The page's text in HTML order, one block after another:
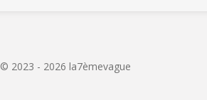
© 2023 - 2026 la7èmevague